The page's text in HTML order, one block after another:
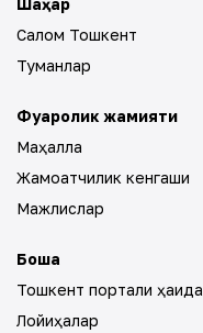
Шаҳар
Салом Тошкент
Туманлар
Фуқаролик жамияти
Маҳалла
Жамоатчилик кенгаши
Мажлислар
Бошқа
Тошкент портали ҳақида
Лойиҳалар